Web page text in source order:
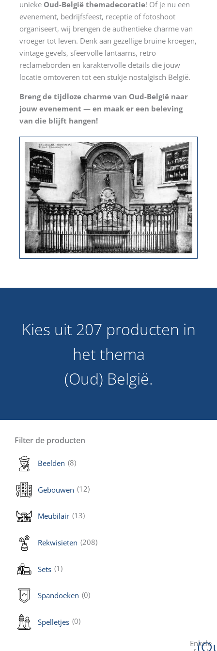
unieke Oud-België themadecoratie! Of je nu een
evenement, bedrijfsfeest, receptie of fotoshoot
organiseert, wij brengen de authentieke charme van
vroeger tot leven. Denk aan gezellige bruine kroegen,
vintage gevels, sfeervolle lantaarns, retro
reclameborden en karaktervolle details die jouw
locatie omtoveren tot een stukje nostalgisch België.
Breng de tijdloze charme van Oud-België naar
jouw evenement — en maak er een beleving
van die blijft hangen!
Kies uit 207 producten in
het thema
(Oud) België.
Filter de producten
Beelden (8)
Gebouwen (12)
Meubilair (13)
Rekwisieten (208)
Sets (1)
Spandoeken (0)
Spelletjes (0)
Enkele